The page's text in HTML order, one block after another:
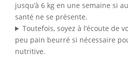
jusqu’à 6 kg en une semaine si
santé ne se présente.
Toutefois, soyez à l’écoute de
peu pain beurré si nécessaire
nutritive.